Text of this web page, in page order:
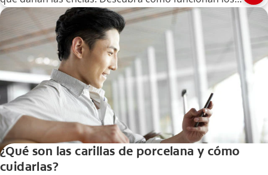
tratamientos de encías con peróxido de hidrógeno
¿Qué son las carillas de porcelana y cómo
cuidarlas?